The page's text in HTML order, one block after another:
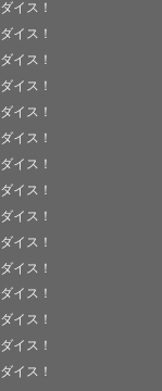
イス！
イス！
イス！
イス！
イス！
イス！
イス！
イス！
イス！
イス！
イス！
イス！
イス！
イス！
イス！